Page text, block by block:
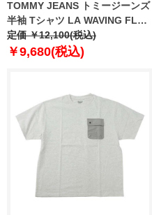
TOMMY JEANS トミージーンズ
半袖 Tシャツ LA WAVING FLAG
EXT USA直輸入 dm0dm22520
定価 ￥12,100(税込)
￥9,680(税込)